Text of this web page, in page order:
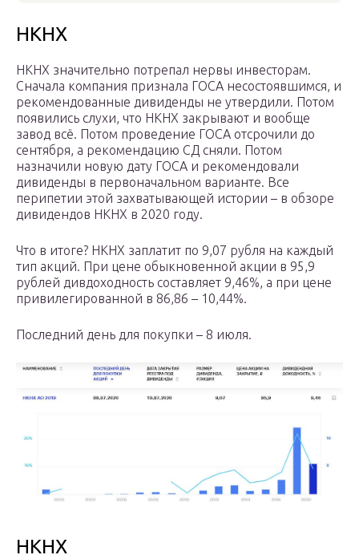
НКНХ
НКНХ значительно потрепал нервы инвесторам.
Сначала компания признала ГОСА несостоявшимся, и
рекомендованные дивиденды не утвердили. Потом
появились слухи, что НКНХ закрывают и вообще
завод всё. Потом проведение ГОСА отсрочили до
сентября, а рекомендацию СД сняли. Потом
назначили новую дату ГОСА и рекомендовали
дивиденды в первоначальном варианте. Все
перипетии этой захватывающей истории – в обзоре
дивидендов НКНХ в 2020 году.
Что в итоге? НКНХ заплатит по 9,07 рубля на каждый
тип акций. При цене обыкновенной акции в 95,9
рублей дивдоходность составляет 9,46%, а при цене
привилегированной в 86,86 – 10,44%.
Последний день для покупки – 8 июля.
НКНХ